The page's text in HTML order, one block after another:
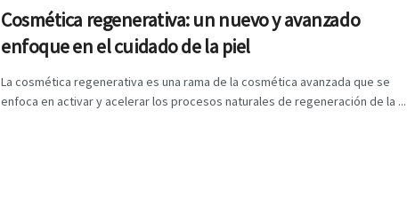
Cosmética regenerativa: un nuevo y avanzado
enfoque en el cuidado de la piel
La cosmética regenerativa es una rama de la cosmética avanzada que se
enfoca en activar y acelerar los procesos naturales de regeneración de la ...